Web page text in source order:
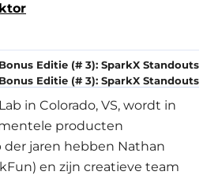
Bonus Editie (# 3): SparkX Standouts
in Colorado, VS, wordt in
producten
jaren hebben Nathan
en zijn creatieve team